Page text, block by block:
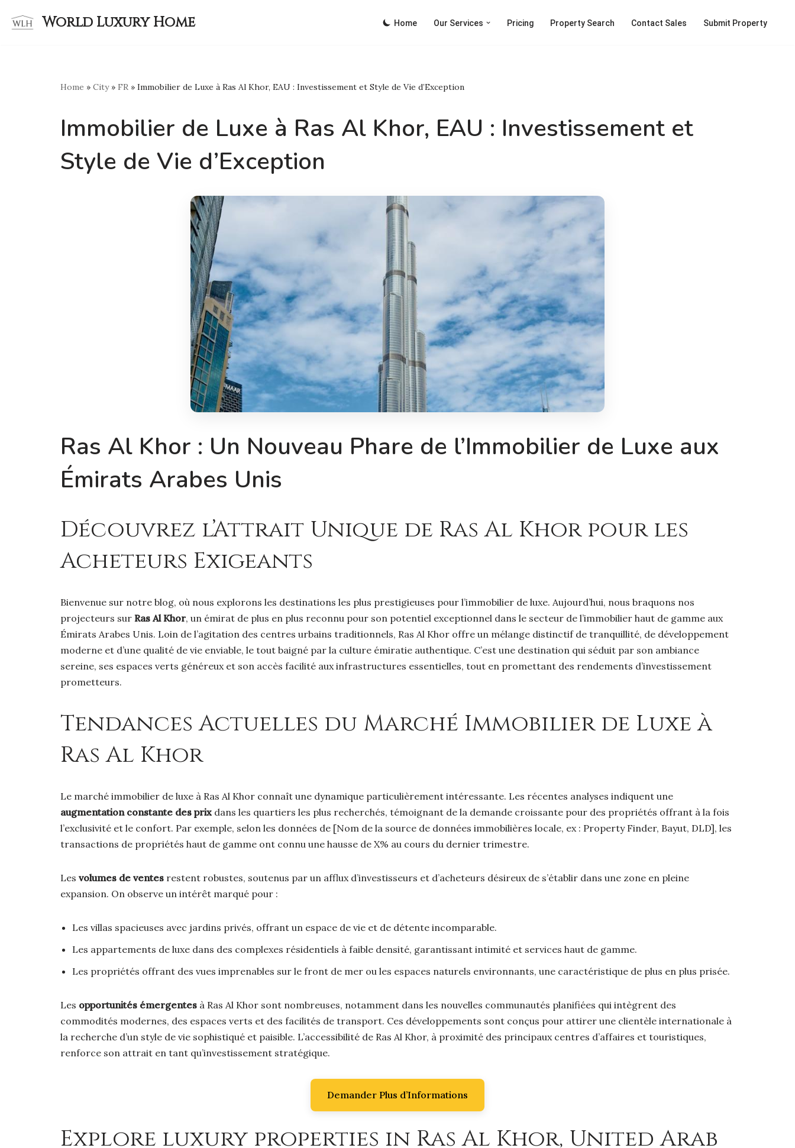
Skip
World Luxury Home Home Our Services Pricing Property Search Contact Sales Submit Property
Home » City» FR » Immobilier de Luxe à Ras Al Khor, EAU : Investissement et Style de Vie d’Exception
Immobilier de Luxe à Ras Al Khor, EAU : Investissement et
Style de Vie d’Exception
Ras Al Khor : Un Nouveau Phare de l’Immobilier de Luxe aux
Émirats Arabes Unis
Découvrez l’Attrait Unique de Ras Al Khor pour les
Acheteurs Exigeants
Bienvenue sur notre blog, où nous explorons les destinations les plus prestigieuses pour l’immobilier de luxe. Aujourd’hui, nous braquons nos
projecteurs sur Ras Al Khor, un émirat de plus en plus reconnu pour son potentiel exceptionnel dans le secteur de l’immobilier haut de gamme aux
Émirats Arabes Unis. Loin de l’agitation des centres urbains traditionnels, Ras Al Khor offre un mélange distinctif de tranquillité, de développement
moderne et d’une qualité de vie enviable, le tout baigné par la culture émiratie authentique. C’est une destination qui séduit par son ambiance
sereine, ses espaces verts généreux et son accès facilité aux infrastructures essentielles, tout en promettant des rendements d’investissement
prometteurs.
Tendances Actuelles du Marché Immobilier de Luxe à
Ras Al Khor
Le marché immobilier de luxe à Ras Al Khor connaît une dynamique particulièrement intéressante. Les récentes analyses indiquent une
augmentation constante des prix dans les quartiers les plus recherchés, témoignant de la demande croissante pour des propriétés offrant à la fois
l’exclusivité et le confort. Par exemple, selon les données de [Nom de la source de données immobilières locale, ex : Property Finder, Bayut, DLD], les
transactions de propriétés haut de gamme ont connu une hausse de X% au cours du dernier trimestre.
Les volumes de ventes restent robustes, soutenus par un afflux d’investisseurs et d’acheteurs désireux de s’établir dans une zone en pleine
expansion. On observe un intérêt marqué pour :
Les villas spacieuses avec jardins privés, offrant un espace de vie et de détente incomparable.
Les appartements de luxe dans des complexes résidentiels à faible densité, garantissant intimité et services haut de gamme.
Les propriétés offrant des vues imprenables sur le front de mer ou les espaces naturels environnants, une caractéristique de plus en plus prisée.
Les opportunités émergentes à Ras Al Khor sont nombreuses, notamment dans les nouvelles communautés planifiées qui intègrent des
commodités modernes, des espaces verts et des facilités de transport. Ces développements sont conçus pour attirer une clientèle internationale à
la recherche d’un style de vie sophistiqué et paisible. L’accessibilité de Ras Al Khor, à proximité des principaux centres d’affaires et touristiques,
renforce son attrait en tant qu’investissement stratégique.
Demander Plus d’Informations
Explore luxury properties in Ras Al Khor, United Arab